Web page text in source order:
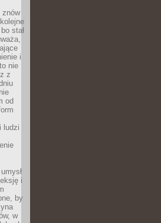
znów
stał
i
nie
z
od
ludzi
i
by
w